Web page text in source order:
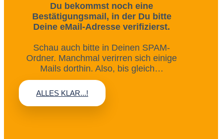
Du bekommst noch eine
Bestätigungsmail, in der Du bitte
Deine eMail-Adresse verifizierst.
Schau auch bitte in Deinen SPAM-
Ordner. Manchmal verirren sich einige
Mails dorthin. Also, bis gleich…
ALLES KLAR...!